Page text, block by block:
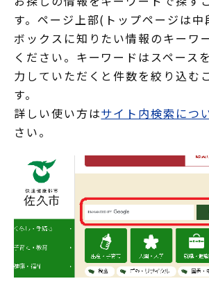
す。ページ上部(トップページは中
ボックスに知りたい情報のキーワ
ください。キーワードはスペース
力していただくと件数を絞り込む
す。
詳しい使い方はサイト内検索につ
さい。